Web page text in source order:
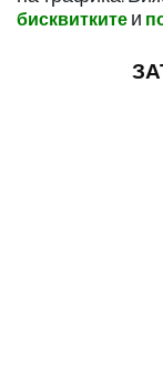
бисквитките и